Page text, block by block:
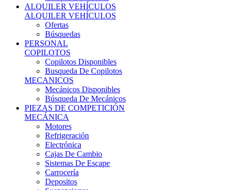
ALQUILER VEHÍCULOS
ALQUILER VEHÍCULOS
Ofertas
Búsquedas
PERSONAL
COPILOTOS
Copilotos Disponibles
Busqueda De Copilotos
MECANICOS
Mecánicos Disponibles
Búsqueda De Mecánicos
PIEZAS DE COMPETICIÓN
MECÁNICA
Motores
Refrigeración
Electrónica
Cajas De Cambio
Sistemas De Escape
Carrocería
Depositos